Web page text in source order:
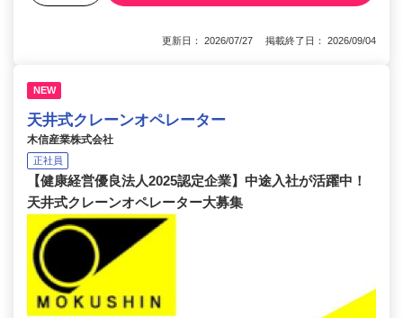
更新日： 2026/07/27 掲載終了日： 2026/09/04
NEW
天井式クレーンオペレーター
木信産業株式会社
正社員
【健康経営優良法人2025認定企業】中途入社が活躍中！
天井式クレーンオペレーター大募集